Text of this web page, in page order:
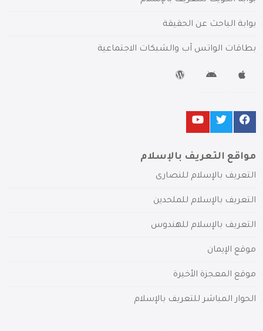
بوابة الباحث عن الحقيقة
بطاقات الواتس آب والشبكات الاجتماعية
مواقع التعريف بالإسلام
التعريف بالإسلام للنصارى
التعريف بالإسلام للملحدين
التعريف بالإسلام للهندوس
موقع الإيمان
موقع المعجزة الأخيرة
الحوار المباشر للتعريف بالإسلام